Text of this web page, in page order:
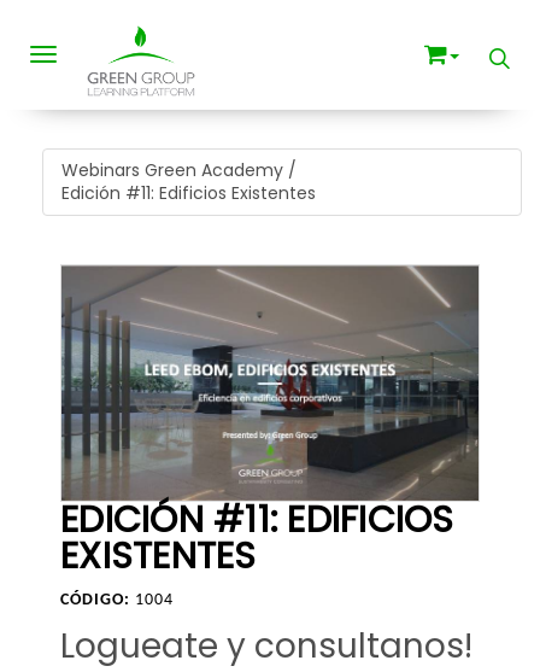
Toggle navigation
Webinars Green Academy /
Edición #11: Edificios Existentes
EDICIÓN #11: EDIFICIOS
EXISTENTES
CÓDIGO: 1004
Logueate y consultanos!